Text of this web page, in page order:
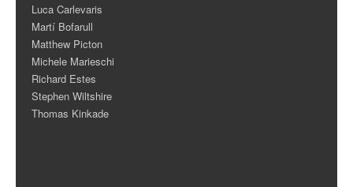
Luca Carlevaris
Martí Bofarull
Matthew Picton
Michele Marieschi
Richard Estes
Stephen Wiltshire
Thomas Kinkade